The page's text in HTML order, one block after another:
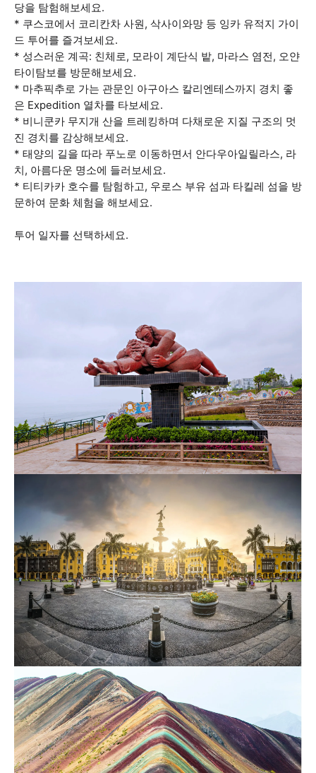
당을 탐험해보세요.
* 쿠스코에서 코리칸차 사원, 삭사이와망 등 잉카 유적지 가이
드 투어를 즐겨보세요.
* 성스러운 계곡: 친체로, 모라이 계단식 밭, 마라스 염전, 오얀
타이탐보를 방문해보세요.
* 마추픽추로 가는 관문인 아구아스 칼리엔테스까지 경치 좋
은 Expedition 열차를 타보세요.
* 비니쿤카 무지개 산을 트레킹하며 다채로운 지질 구조의 멋
진 경치를 감상해보세요.
* 태양의 길을 따라 푸노로 이동하면서 안다우아일릴라스, 라
치, 아름다운 명소에 들러보세요.
* 티티카카 호수를 탐험하고, 우로스 부유 섬과 타킬레 섬을 방
문하여 문화 체험을 해보세요.
투어 일자를 선택하세요.